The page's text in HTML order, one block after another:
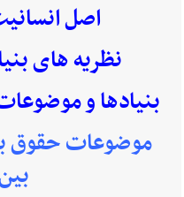
اصل
نظریه های
بنیادها و
موضوعات حقوق